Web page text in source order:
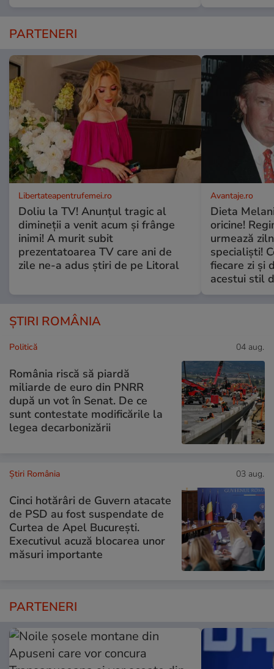
PARTENERI
Libertateapentrufemei.ro
Doliu la TV! Anunțul tragic al
dimineții a venit acum și frânge
inimi! A murit subit
prezentatoarea TV care ani de
zile ne-a adus știri de pe Litoral
Avantaje.ro
Dieta
oricine!
urmează
specialiști!
fiecare zi și
acestui stil
ȘTIRI ROMÂNIA
Politică 04 aug.
România riscă să piardă
miliarde de euro din PNRR
după un vot în Senat. De ce
sunt contestate modificările la
legea decarbonizării
Știri România 03 aug.
Cinci hotărâri de Guvern atacate
de PSD au fost suspendate de
Curtea de Apel București.
Executivul acuză blocarea unor
măsuri importante
PARTENERI